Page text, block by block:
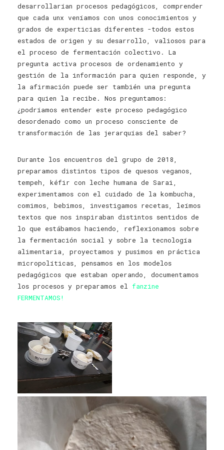
desarrollarían procesos pedagógicos, comprender
que cada unx veníamos con unos conocimientos y
grados de experticias diferentes -todos estos
estados de origen y su desarrollo, valiosos para
el proceso de fermentación colectivo. La
pregunta activa procesos de ordenamiento y
gestión de la información para quien responde, y
la afirmación puede ser también una pregunta
para quien la recibe. Nos preguntamos:
¿podríamos entender este proceso pedagógico
desordenado como un proceso consciente de
transformación de las jerarquías del saber?
Durante los encuentros del grupo de 2018,
preparamos distintos tipos de quesos veganos,
tempeh, kéfir con leche humana de Sarai,
experimentamos con el cuidado de la kombucha,
comimos, bebimos, investigamos recetas, leímos
textos que nos inspiraban distintos sentidos de
lo que estábamos haciendo, reflexionamos sobre
la fermentación social y sobre la tecnología
alimentaria, proyectamos y pusimos en práctica
micropolíticas, pensamos en los modelos
pedagógicos que estaban operando, documentamos
los procesos y preparamos el fanzine
FERMENTAMOS!